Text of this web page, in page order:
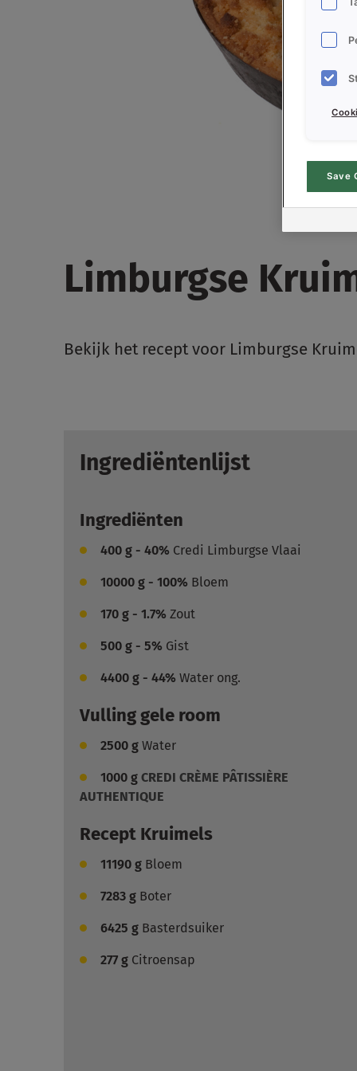
Limburgse
Bekijk het recept voor Limburgse
Ingrediëntenlijst
Ingrediënten
400 g - 40% Credi Limburgse Vlaai
10000 g - 100% Bloem
170 g - 1.7% Zout
500 g - 5% Gist
4400 g - 44% Water ong.
Vulling gele room
2500 g Water
1000 g CREDI CRÈME PÂTISSIÈRE
AUTHENTIQUE
Recept Kruimels
11190 g Bloem
7283 g Boter
6425 g Basterdsuiker
277 g Citroensap
Save